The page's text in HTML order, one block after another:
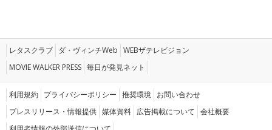
レタスクラブ ダ・ヴィンチWeb WEBザテレビジョン
MOVIE WALKER PRESS 毎日が発見ネット
利用規約 プライバシーポリシー 推奨環境 お問い合わせ
プレスリリース・情報提供 媒体資料 広告掲載について 会社概要